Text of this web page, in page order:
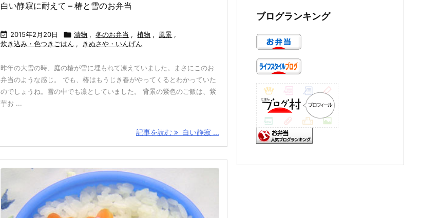
白い静寂に耐えて – 椿と雪のお弁当
 2015年2月20日  漬物 , 冬のお弁当 , 植物 , 風景 ,
炊き込み・色つきごはん , きぬさや・いんげん
昨年の大雪の時、庭の椿が雪に埋もれて凍えていました。まさにこのお
弁当のような感じ。 でも、椿はもうじき春がやってくるとわかっていた
のでしょうね。雪の中でも凛としていました。 背景の紫色のご飯は、紫
芋お ...
記事を読む 白い静寂 ...
ブログランキング